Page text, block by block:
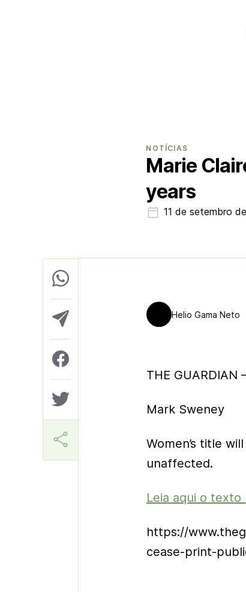
NOTÍCIAS
Marie
years
11 de setembro
Helio Gama Neto
THE GUARDIAN
Mark Sweney
Women’s title
unaffected.
Leia aqui o texto
https://
cease-print-